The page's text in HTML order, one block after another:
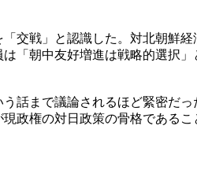
交戦」と認識した。対北朝鮮
「朝中友好増進は戦略的選択
話まで議論されるほど緊密だ
政権の対日政策の骨格である